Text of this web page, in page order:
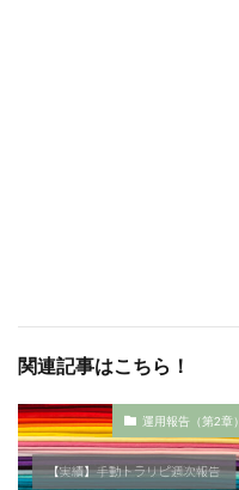
関連記事はこちら！
運用報告（第2章）